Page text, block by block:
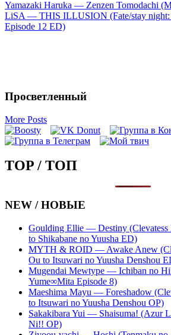
Yamazaki Haruka — Zenzen Tomodachi
LiSA — THIS ILLUSION (Fate/stay night:
Episode 12 ED)
Просветленный
More Posts
TOP / ТОП
NEW / НОВЫЕ
Goulding Ellie — Destiny (Clevatess
to Shikabane no Yuusha ED)
MYTH & ROID — Awake Anew
Ou to Itsuwari no Yuusha Denshou
Mugendai Mewtype — Ichiban no
Yume∞Mita Episode 8)
Maeshima Mayu — Foreshadow
to Itsuwari no Yuusha Denshou OP)
Sakakibara Yui — Shaisuma! (Azur
Ni!! OP)